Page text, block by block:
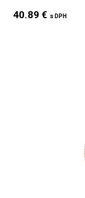
40.89 € s DPH